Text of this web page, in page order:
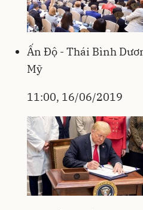
Ấn Độ - Thái Bình
Mỹ
11:00, 16/06/2019